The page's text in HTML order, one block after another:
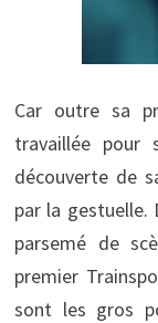
Car outre sa
travaillée pour
découverte de
par la gestuelle.
parsemé de
premier
sont les gros